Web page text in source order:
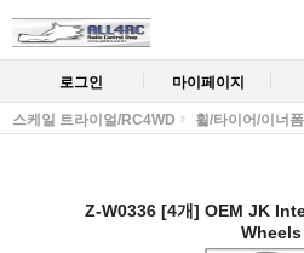
로그인 마이페이지
스케일 트라이얼/RC4WD 휠/타이어/이너
Z-W0336 [4개] OEM JK
Wheels